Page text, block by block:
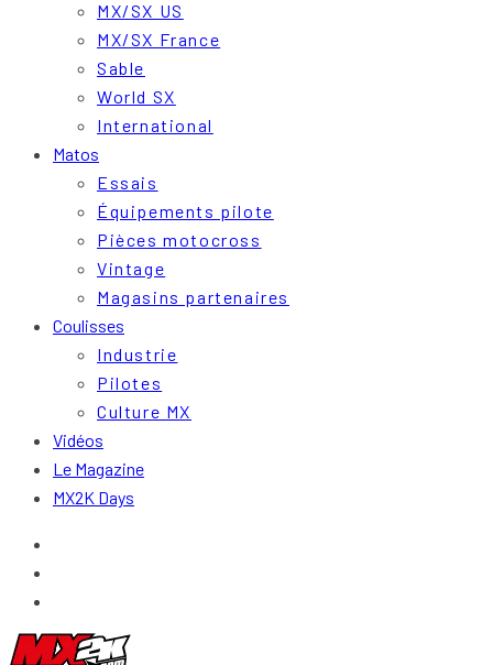
MX/SX US
MX/SX France
Sable
World SX
International
Matos
Essais
Équipements pilote
Pièces motocross
Vintage
Magasins partenaires
Coulisses
Industrie
Pilotes
Culture MX
Vidéos
Le Magazine
MX2K Days